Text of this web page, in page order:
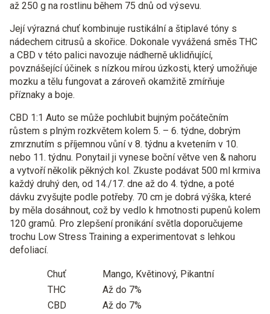
až 250 g na rostlinu během 75 dnů od výsevu.
Její výrazná chuť kombinuje rustikální a štiplavé tóny s
nádechem citrusů a skořice. Dokonale vyvážená směs THC
a CBD v této palici navozuje nádherně uklidňující,
povznášející účinek s nízkou mírou úzkosti, který umožňuje
mozku a tělu fungovat a zároveň okamžitě zmírňuje
příznaky a boje.
CBD 1:1 Auto se může pochlubit bujným počátečním
růstem s plným rozkvětem kolem 5. – 6. týdne, dobrým
zmrznutím s příjemnou vůní v 8. týdnu a kvetením v 10.
nebo 11. týdnu. Ponytail ji vynese boční větve ven & nahoru
a vytvoří několik pěkných kol. Zkuste podávat 500 ml krmiva
každý druhý den, od 14./17. dne až do 4. týdne, a poté
dávku zvyšujte podle potřeby. 70 cm je dobrá výška, které
by měla dosáhnout, což by vedlo k hmotnosti pupenů kolem
120 gramů. Pro zlepšení pronikání světla doporučujeme
trochu Low Stress Training a experimentovat s lehkou
defoliací.
Chuť
Mango, Květinový, Pikantní
THC
Až do 7%
CBD
Až do 7%